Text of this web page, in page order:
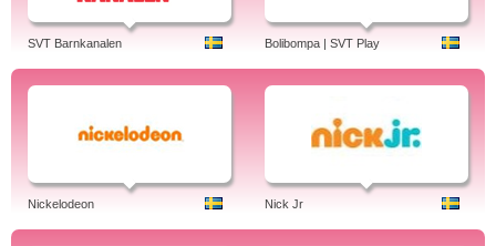
SVT Barnkanalen Bolibompa | SVT Play
Nickelodeon Nick Jr